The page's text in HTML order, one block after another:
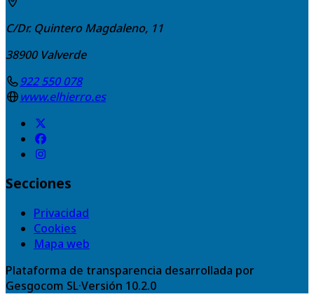
C/Dr. Quintero Magdaleno, 11
38900 Valverde
922 550 078
www.elhierro.es
Secciones
Privacidad
Cookies
Mapa web
Plataforma de transparencia desarrollada por
Gesgocom SL·Versión 10.2.0